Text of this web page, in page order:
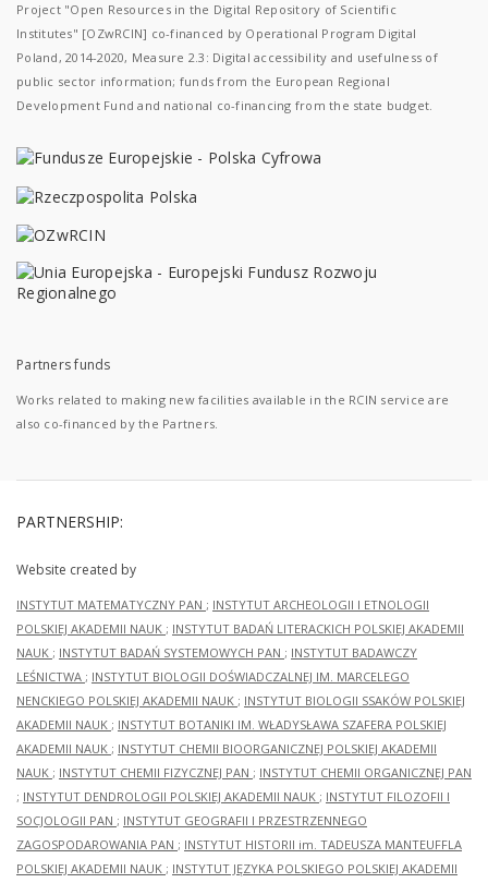
Project "Open Resources in the Digital Repository of Scientific
Institutes" [OZwRCIN] co-financed by Operational Program Digital
Poland, 2014-2020, Measure 2.3: Digital accessibility and usefulness of
public sector information; funds from the European Regional
Development Fund and national co-financing from the state budget.
Partners funds
Works related to making new facilities available in the RCIN service are
also co-financed by the Partners.
PARTNERSHIP:
Website created by
INSTYTUT MATEMATYCZNY PAN ; INSTYTUT ARCHEOLOGII I ETNOLOGII
POLSKIEJ AKADEMII NAUK ; INSTYTUT BADAŃ LITERACKICH POLSKIEJ AKADEMII
NAUK ; INSTYTUT BADAŃ SYSTEMOWYCH PAN ; INSTYTUT BADAWCZY
LEŚNICTWA ; INSTYTUT BIOLOGII DOŚWIADCZALNEJ IM. MARCELEGO
NENCKIEGO POLSKIEJ AKADEMII NAUK ; INSTYTUT BIOLOGII SSAKÓW POLSKIEJ
AKADEMII NAUK ; INSTYTUT BOTANIKI IM. WŁADYSŁAWA SZAFERA POLSKIEJ
AKADEMII NAUK ; INSTYTUT CHEMII BIOORGANICZNEJ POLSKIEJ AKADEMII
NAUK ; INSTYTUT CHEMII FIZYCZNEJ PAN ; INSTYTUT CHEMII ORGANICZNEJ PAN
; INSTYTUT DENDROLOGII POLSKIEJ AKADEMII NAUK ; INSTYTUT FILOZOFII I
SOCJOLOGII PAN ; INSTYTUT GEOGRAFII I PRZESTRZENNEGO
ZAGOSPODAROWANIA PAN ; INSTYTUT HISTORII im. TADEUSZA MANTEUFFLA
POLSKIEJ AKADEMII NAUK ; INSTYTUT JĘZYKA POLSKIEGO POLSKIEJ AKADEMII